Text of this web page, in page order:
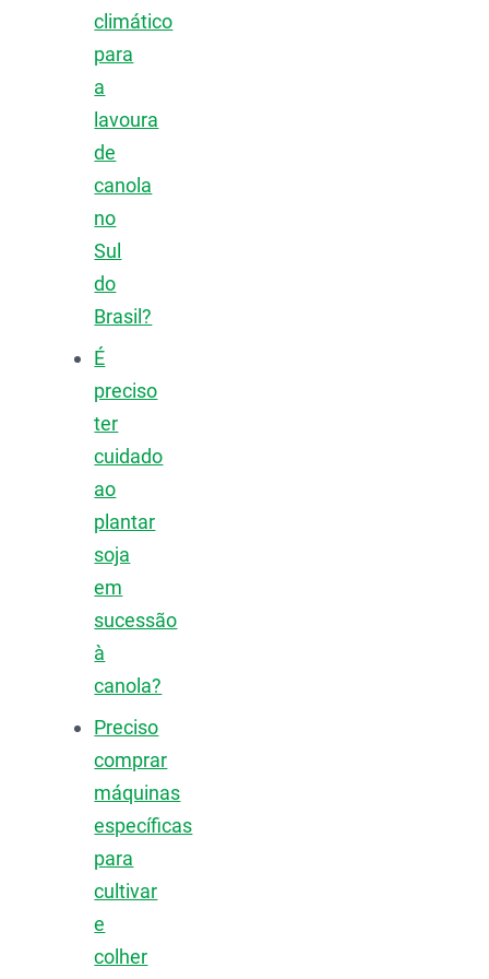
climático
para
a
lavoura
de
canola
no
Sul
do
Brasil?
É
preciso
ter
cuidado
ao
plantar
soja
em
sucessão
à
canola?
Preciso
comprar
máquinas
específicas
para
cultivar
e
colher